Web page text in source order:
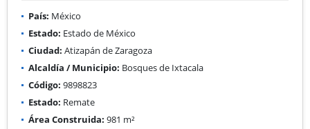
País: México
Estado: Estado de México
Ciudad: Atizapán de Zaragoza
Alcaldía / Municipio: Bosques de Ixtacala
Código: 9898823
Estado: Remate
Área Construida: 981 m²